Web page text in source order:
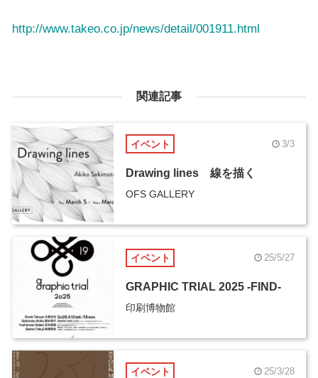
http://www.takeo.co.jp/news/detail/001911.html
関連記事
イベント 3/3
Drawing lines 線を描く
OFS GALLERY
イベント 25/5/27
GRAPHIC TRIAL 2025 -FIND-
印刷博物館
イベント 25/3/28